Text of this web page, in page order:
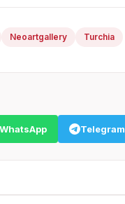
Neoartgallery Turchia
WhatsApp Telegram